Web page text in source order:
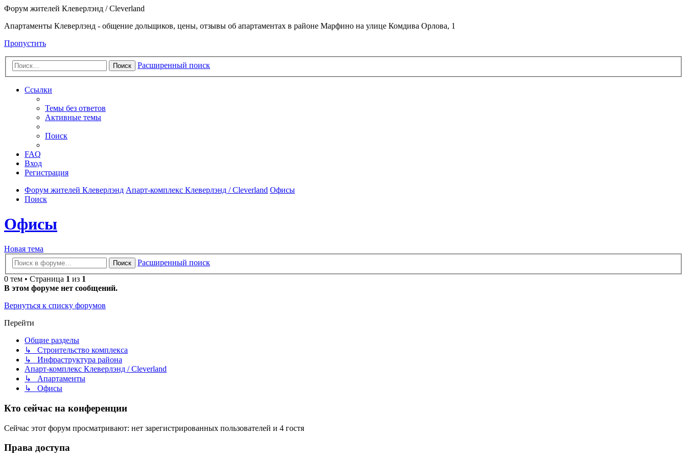
Форум жителей Клеверлэнд / Cleverland
Апартаменты Клеверлэнд - общение дольщиков, цены, отзывы об апартаментах в районе Марфино на улице Комдива Орлова, 1
Пропустить
Поиск Расширенный поиск
Ссылки
Темы без ответов
Активные темы
Поиск
FAQ
Вход
Регистрация
Форум жителей Клеверлэнд Апарт-комплекс Клеверлэнд / Cleverland Офисы
Поиск
Офисы
Новая тема
Поиск
Расширенный поиск
0 тем • Страница 1 из 1
В этом форуме нет сообщений.
Вернуться к списку форумов
Перейти
Общие разделы
↳ Строительство комплекса
↳ Инфраструктура района
Апарт-комплекс Клеверлэнд / Cleverland
↳ Апартаменты
↳ Офисы
Кто сейчас на конференции
Сейчас этот форум просматривают: нет зарегистрированных пользователей и 4 гостя
Права доступа